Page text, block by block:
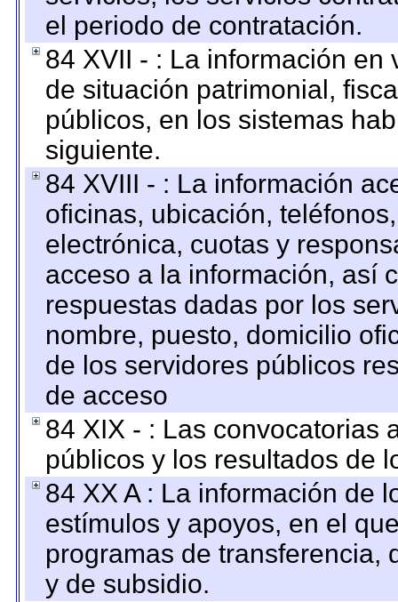
el periodo de contratación.
84 XVII - : La información
de situación patrimonial,
públicos, en los sistemas
siguiente.
84 XVIII - : La información
oficinas, ubicación,
electrónica, cuotas y
acceso a la información, así
respuestas dadas por los
nombre, puesto, domicilio
de los servidores públicos
de acceso
84 XIX - : Las convocatorias
públicos y los resultados de
84 XX A : La información de
estímulos y apoyos, en el
programas de transferencia,
y de subsidio.